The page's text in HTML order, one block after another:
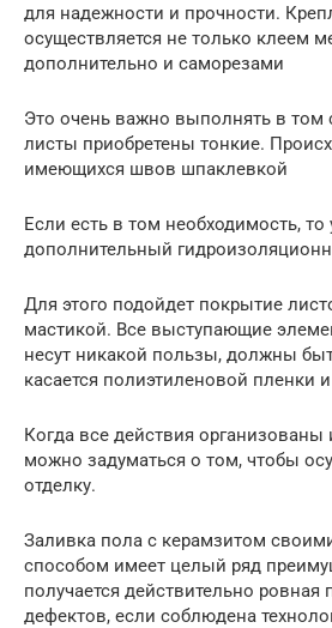
для надежности и прочности.
осуществляется не только клеем
дополнительно и саморезами
Это очень важно выполнять в том
листы приобретены тонкие.
имеющихся швов шпаклевкой
Если есть в том необходимость, то
дополнительный
Для этого подойдет покрытие
мастикой. Все выступающие
несут никакой пользы, должны
касается полиэтиленовой пленки
Когда все действия
можно задуматься о том, чтобы
отделку.
Заливка пола с керамзитом
способом имеет целый ряд
получается действительно ровная
дефектов, если соблюдена